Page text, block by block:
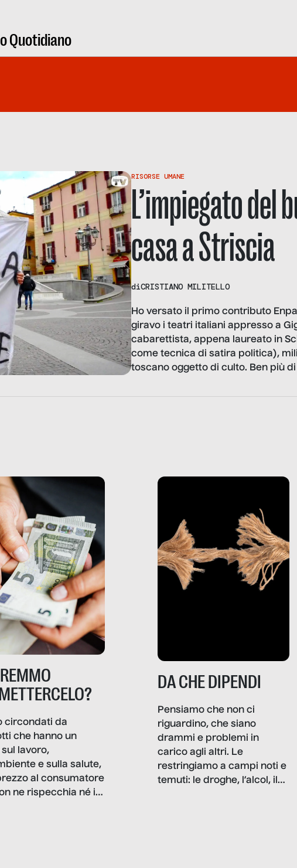
Quotidiano
RISORSE UMANE
L’impiegato del
casa a Striscia
diCRISTIANO MILITELLO
Ho versato il primo contributo
giravo i teatri italiani appresso a
cabarettista, appena laureato in
come tecnica di satira politica),
toscano oggetto di culto. Ben più di
circondati da
che hanno un
lavoro,
e sulla salute,
al consumatore
ne rispecchia né il
DA CHE DIPENDI
Pensiamo che non ci
riguardino, che siano
drammi e problemi in
carico agli altri. Le
restringiamo a campi noti e
temuti: le droghe, l’alcol, il